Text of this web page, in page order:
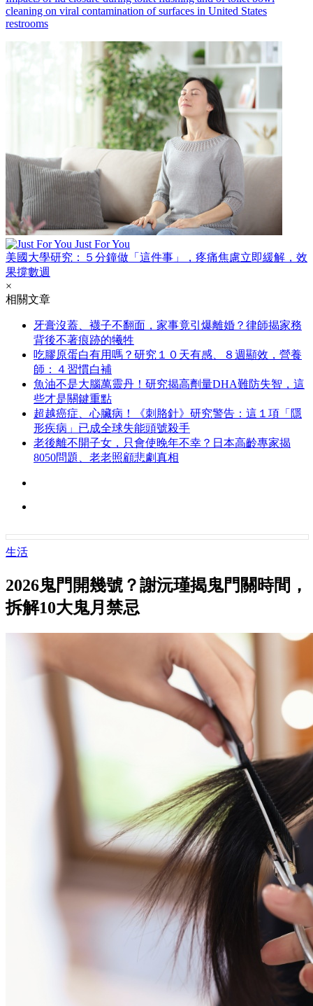
cleaning on viral contamination of surfaces in United States
restrooms
Just For You
美國大學研究：５分鐘做「這件事」，疼痛焦慮立即緩解，效
果撐數週
×
相關文章
牙膏沒蓋、襪子不翻面，家事竟引爆離婚？律師揭家務
背後不著痕跡的犧牲
吃膠原蛋白有用嗎？研究１０天有感、８週顯效，營養
師：４習慣白補
魚油不是大腦萬靈丹！研究揭高劑量DHA難防失智，這
些才是關鍵重點
超越癌症、心臟病！《刺胳針》研究警告：這１項「隱
形疾病」已成全球失能頭號殺手
老後離不開子女，只會使晚年不幸？日本高齡專家揭
8050問題、老老照顧悲劇真相
生活
2026鬼門開幾號？謝沅瑾揭鬼門關時間，
拆解10大鬼月禁忌